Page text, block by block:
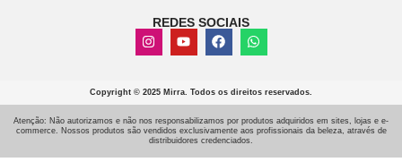
REDES SOCIAIS
Copyright © 2025 Mirra. Todos os direitos reservados.
Atenção: Não autorizamos e não nos responsabilizamos por produtos adquiridos em sites, lojas e e-
commerce. Nossos produtos são vendidos exclusivamente aos profissionais da beleza, através de
distribuidores credenciados.